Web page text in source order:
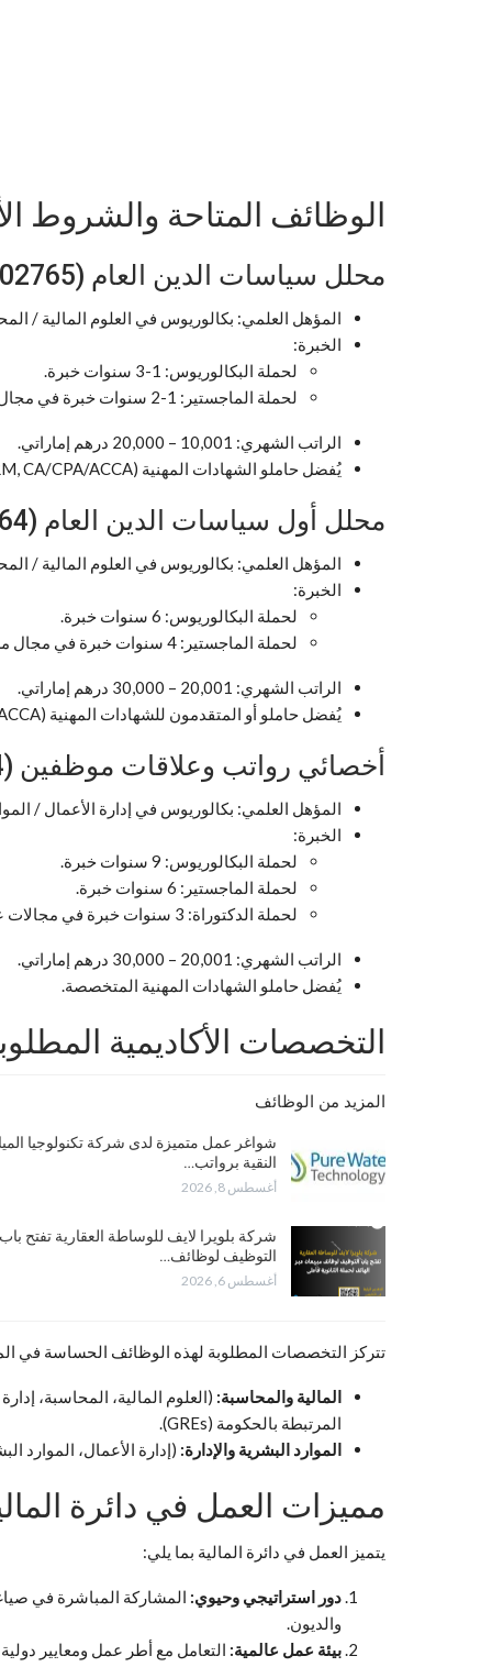
الوظائف المتاحة والشروط
محلل سياسات الدين العام (25002765)
المؤهل العلمي: بكالوريوس في العلوم المالية /
الخبرة:
لحملة البكالوريوس: 1-3 سنوات خبرة.
لحملة الماجستير: 1-2 سنوات خبرة في مجال مشابه.
الراتب الشهري: 10,001 – 20,000 درهم إماراتي.
يُفضل حاملو الشهادات المهنية (CFA, FRM, CA/CPA/ACCA).
محلل أول سياسات الدين العام (25002764)
المؤهل العلمي: بكالوريوس في العلوم المالية /
الخبرة:
لحملة البكالوريوس: 6 سنوات خبرة.
لحملة الماجستير: 4 سنوات خبرة في مجال مشابه.
الراتب الشهري: 20,001 – 30,000 درهم إماراتي.
يُفضل حاملو أو المتقدمون للشهادات المهنية (CFA, FRM, CA/CPA/ACCA).
أخصائي رواتب وعلاقات موظفين (25002754)
المؤهل العلمي: بكالوريوس في إدارة الأعمال /
الخبرة:
لحملة البكالوريوس: 9 سنوات خبرة.
لحملة الماجستير: 6 سنوات خبرة.
لحملة الدكتوراة: 3 سنوات خبرة في مجالات عمل مشابهة.
الراتب الشهري: 20,001 – 30,000 درهم إماراتي.
يُفضل حاملو الشهادات المهنية المتخصصة.
التخصصات الأكاديمية
المزيد من الوظائف
شواغر عمل متميزة لدى شركة تكنولوجيا
النقية برواتب…
أغسطس 8, 2026
شركة بلويرا لايف للوساطة العقارية تفتح باب
التوظيف لوظائف…
أغسطس 6, 2026
تتركز التخصصات المطلوبة لهذه الوظائف الحساسة في
المالية والمحاسبة: (العلوم المالية، المحاسبة،
المرتبطة بالحكومة (GREs).
الموارد البشرية والإدارة: (إدارة الأعمال، الموارد
مميزات العمل في دائرة
يتميز العمل في دائرة المالية بما يلي:
دور استراتيجي وحيوي: المشاركة المباشرة في
والديون.
بيئة عمل عالمية: التعامل مع أطر عمل ومعايير